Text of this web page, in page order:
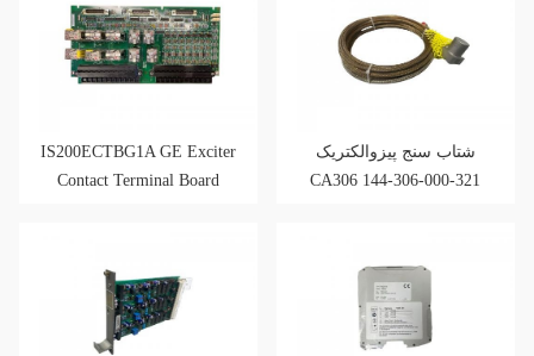
IS200ECTBG1A GE Exciter
Contact Terminal Board
شتاب سنج پیزوالکتریک
CA306 144-306-000-321